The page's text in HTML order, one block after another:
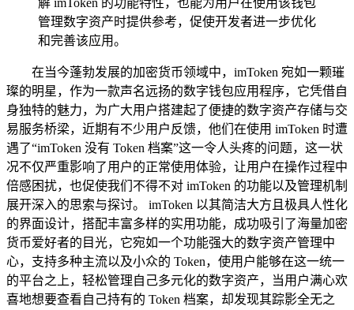
管理数字资产时提供参考，促使开发者进一步优化
和完善该应用。
在当今蓬勃发展的加密货币领域中，imToken 宛如一颗璀
璨的明星，作为一款声名远扬的数字钱包应用程序，它凭借自
身独特的魅力，为广大用户搭建起了便捷的数字资产存储与交
易服务桥梁，近期有不少用户反馈，他们在使用 imToken 时遭
遇了“imToken 没有 Token 档案”这一令人头疼的问题，这一状
况不仅严重影响了用户的正常使用体验，让用户在操作过程中
倍感困扰，也促使我们不得不对 imToken 的功能以及管理机制
展开深入的思索与探讨。 imToken 以其简洁大方且极具人性化
的界面设计，搭配丰富多样的实用功能，成功吸引了海量加密
货币爱好者的目光，它宛如一个功能强大的数字资产管理中
心，支持多种主流以及小众的 Token，使用户能够在这一统一
的平台之上，轻松管理自己多元化的数字资产，当用户满心欢
喜地想要查看自己持有的 Token 档案，却发现其踪影全无之